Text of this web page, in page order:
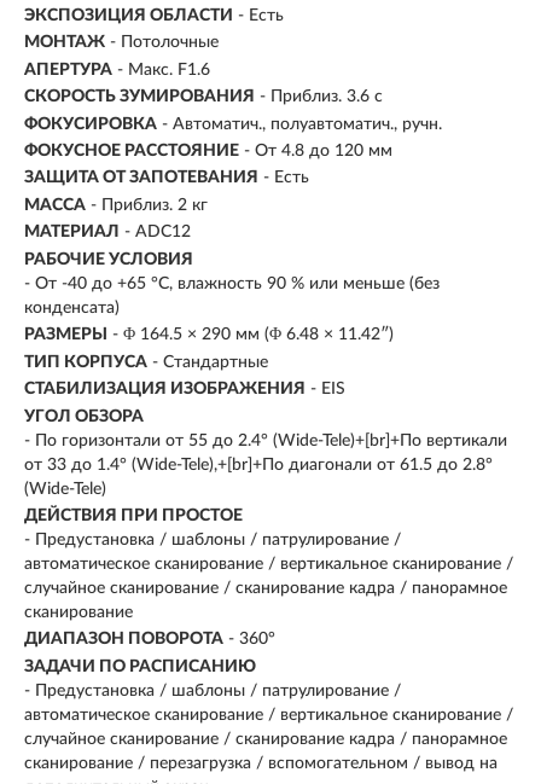
ЭКСПОЗИЦИЯ ОБЛАСТИ - Есть
МОНТАЖ - Потолочные
АПЕРТУРА - Макс. F1.6
СКОРОСТЬ ЗУМИРОВАНИЯ - Приблиз. 3.6 с
ФОКУСИРОВКА - Автоматич., полуавтоматич., ручн.
ФОКУСНОЕ РАССТОЯНИЕ - От 4.8 до 120 мм
ЗАЩИТА ОТ ЗАПОТЕВАНИЯ - Есть
МАССА - Приблиз. 2 кг
МАТЕРИАЛ - ADC12
РАБОЧИЕ УСЛОВИЯ
- От -40 до +65 °C, влажность 90 % или меньше (без
конденсата)
РАЗМЕРЫ
- Φ 164.5 × 290 мм (Φ 6.48 × 11.42″)
ТИП КОРПУСА - Стандартные
СТАБИЛИЗАЦИЯ ИЗОБРАЖЕНИЯ - EIS
УГОЛ ОБЗОРА
- По горизонтали от 55 до 2.4° (Wide-Tele)+[br]+По вертикали
от 33 до 1.4° (Wide-Tele),+[br]+По диагонали от 61.5 до 2.8°
(Wide-Tele)
ДЕЙСТВИЯ ПРИ ПРОСТОЕ
- Предустановка / шаблоны / патрулирование /
автоматическое сканирование / вертикальное сканирование /
случайное сканирование / сканирование кадра / панорамное
сканирование
ДИАПАЗОН ПОВОРОТА - 360°
ЗАДАЧИ ПО РАСПИСАНИЮ
- Предустановка / шаблоны / патрулирование /
автоматическое сканирование / вертикальное сканирование /
случайное сканирование / сканирование кадра / панорамное
сканирование / перезагрузка / вспомогательном / вывод на